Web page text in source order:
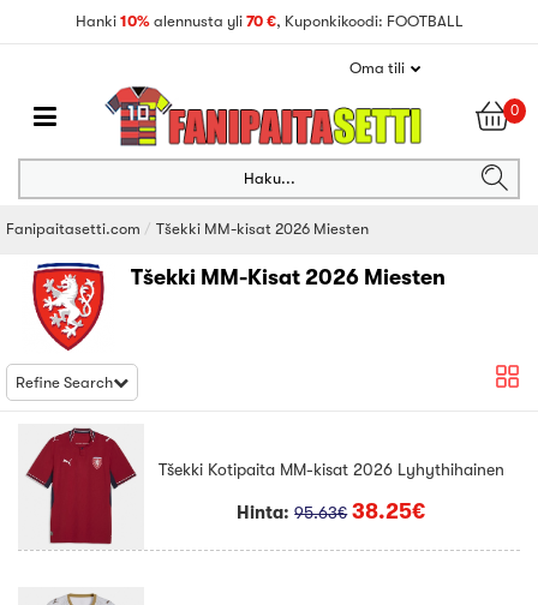
Hanki 10% alennusta yli 70 €, Kuponkikoodi: FOOTBALL
Oma tili
0
Haku...
Fanipaitasetti.com Tšekki MM-kisat 2026 Miesten
Tšekki MM-Kisat 2026 Miesten
Refine Search
Tšekki Kotipaita MM-kisat 2026 Lyhythihainen
Hinta:95.63€ 38.25€